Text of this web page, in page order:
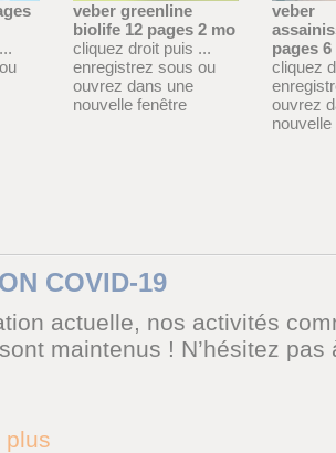
veber greenline
biolife 12 pages 2 mo
cliquez droit puis ...
enregistrez sous ou
ouvrez dans une
nouvelle fenêtre
veber
pages 6
cliquez
ouvrez
COVID-19
actuelle, nos activités
maintenus ! N’hésitez pas
plus